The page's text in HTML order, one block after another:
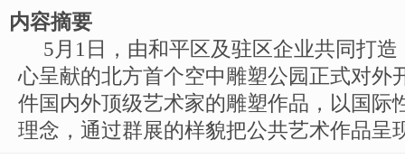
内容摘要
5月1日，由和平区及驻区企业共同打
心呈献的北方首个空中雕塑公园正式对外
件国内外顶级艺术家的雕塑作品，以国际
理念，通过群展的样貌把公共艺术作品呈